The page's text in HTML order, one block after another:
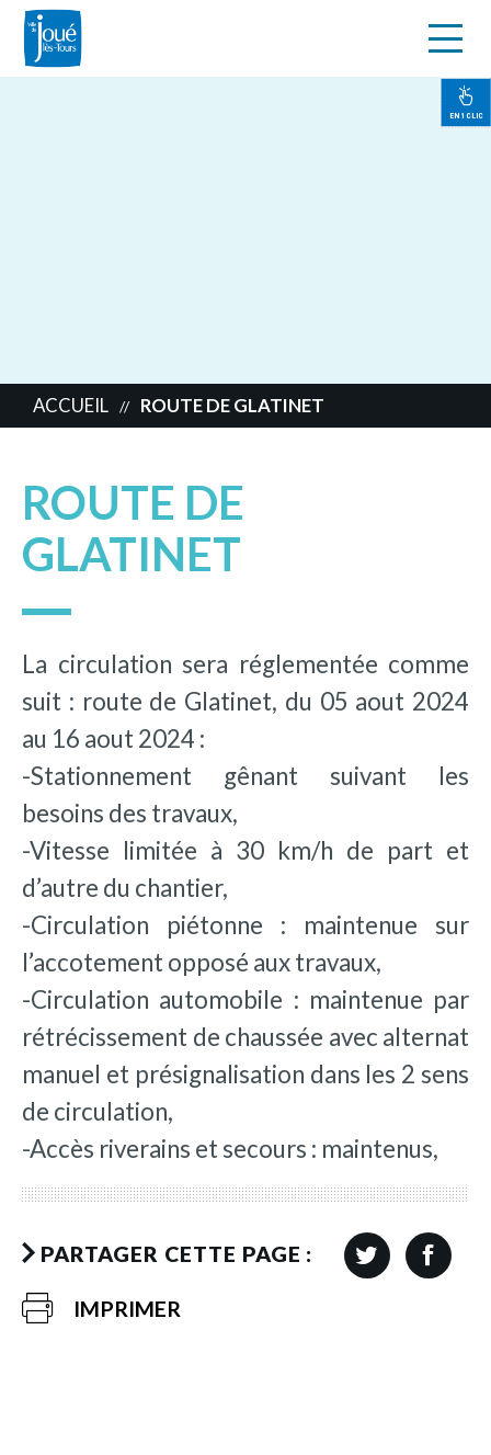
EN 1 CLIC
ACCUEIL // ROUTE DE GLATINET
ROUTE DE
GLATINET
La circulation sera réglementée comme
suit : route de Glatinet, du 05 aout 2024
au 16 aout 2024 :
-Stationnement gênant suivant les
besoins des travaux,
-Vitesse limitée à 30 km/h de part et
d’autre du chantier,
-Circulation piétonne : maintenue sur
l’accotement opposé aux travaux,
-Circulation automobile : maintenue par
rétrécissement de chaussée avec alternat
manuel et présignalisation dans les 2 sens
de circulation,
-Accès riverains et secours : maintenus,
PARTAGER CETTE PAGE :
IMPRIMER